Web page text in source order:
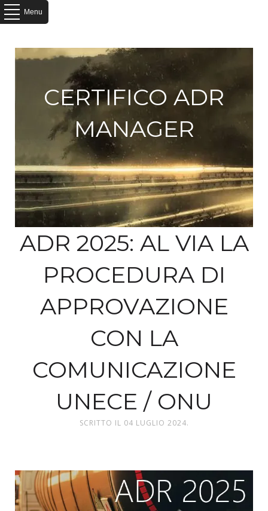
Menu
CERTIFICO ADR
MANAGER
ADR 2025: AL VIA LA
PROCEDURA DI
APPROVAZIONE
CON LA
COMUNICAZIONE
UNECE / ONU
SCRITTO IL 04 LUGLIO 2024.